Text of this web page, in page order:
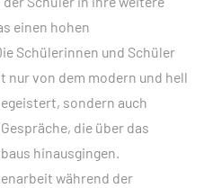
einen hohen
Schülerinnen und Schüler
nur von dem modern und hell
sondern auch
die über das
hinausgingen.
während der